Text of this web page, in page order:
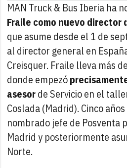
MAN Truck & Bus Iberia ha
Fraile como nuevo director
que asume desde el 1 de
al director general en
Creisquer. Fraile lleva más
donde empezó
asesorde Servicio en el
Coslada (Madrid). Cinco
nombrado jefe de Posventa
Madrid y posteriormente
Norte.